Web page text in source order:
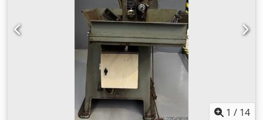
slijpolietank met magneetscheider en filter. Documentatie
aanwezig. Bezichtiging ter plaatse mogelijk. Dedey Ax
Tnjpfx Ah Ajwa
1 / 14